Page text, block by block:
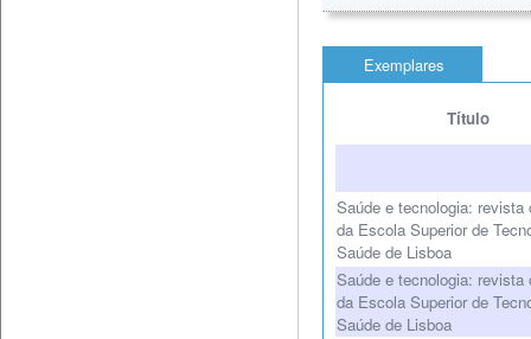
Exemplares
Título
Saúde e tecnologia: revista
da Escola Superior de
Saúde de Lisboa
Saúde e tecnologia: revista
da Escola Superior de
Saúde de Lisboa